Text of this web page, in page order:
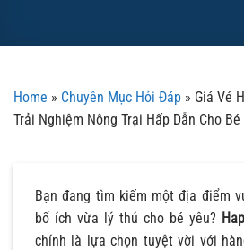
Home » Chuyên Mục Hỏi Đáp » Giá Vé
Trải Nghiệm Nông Trại Hấp Dẫn Cho Bé
Bạn đang tìm kiếm một địa điểm
bổ ích vừa lý thú cho bé yêu?
chính là lựa chọn tuyệt vời với